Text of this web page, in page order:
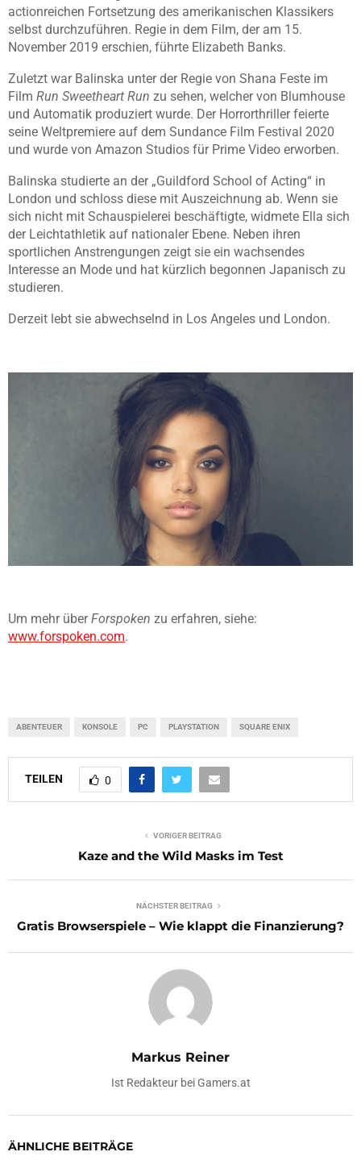
actionreichen Fortsetzung des amerikanischen Klassikers
selbst durchzuführen. Regie in dem Film, der am 15.
November 2019 erschien, führte Elizabeth Banks.
Zuletzt war Balinska unter der Regie von Shana Feste im
Film Run Sweetheart Run zu sehen, welcher von Blumhouse
und Automatik produziert wurde. Der Horrorthriller feierte
seine Weltpremiere auf dem Sundance Film Festival 2020
und wurde von Amazon Studios für Prime Video erworben.
Balinska studierte an der „Guildford School of Acting“ in
London und schloss diese mit Auszeichnung ab. Wenn sie
sich nicht mit Schauspielerei beschäftigte, widmete Ella sich
der Leichtathletik auf nationaler Ebene. Neben ihren
sportlichen Anstrengungen zeigt sie ein wachsendes
Interesse an Mode und hat kürzlich begonnen Japanisch zu
studieren.
Derzeit lebt sie abwechselnd in Los Angeles und London.
Um mehr überForspoken zu erfahren, siehe:
www.forspoken.com.
ABENTEUER KONSOLE PC PLAYSTATION SQUARE ENIX
TEILEN 0
VORIGER BEITRAG
Kaze and the Wild Masks im Test
NÄCHSTER BEITRAG
Gratis Browserspiele – Wie klappt die Finanzierung?
Markus Reiner
Ist Redakteur bei Gamers.at
ÄHNLICHE BEITRÄGE